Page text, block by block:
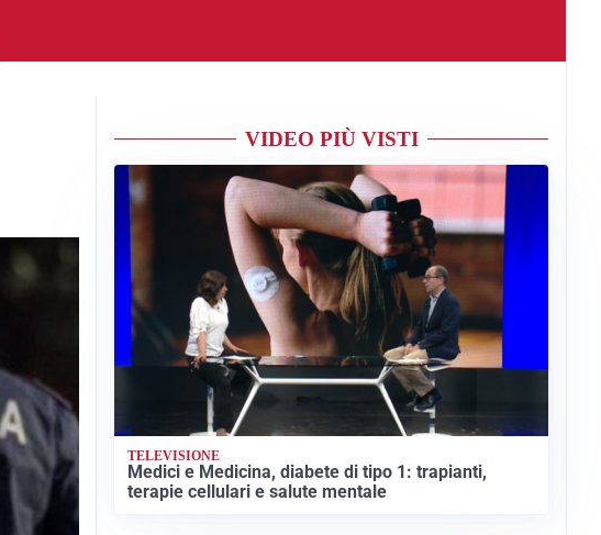
VIDEO PIÙ VISTI
TELEVISIONE
Medici e Medicina, diabete di tipo 1: trapianti,
terapie cellulari e salute mentale